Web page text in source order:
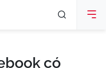
có